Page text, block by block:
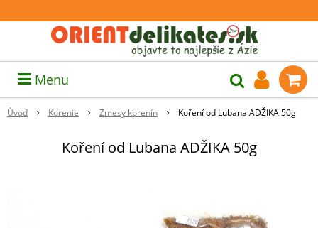
Menu
Úvod Korenie Zmesy korenín Koření od Lubana ADŽIKA 50g
Koření od Lubana ADŽIKA 50g